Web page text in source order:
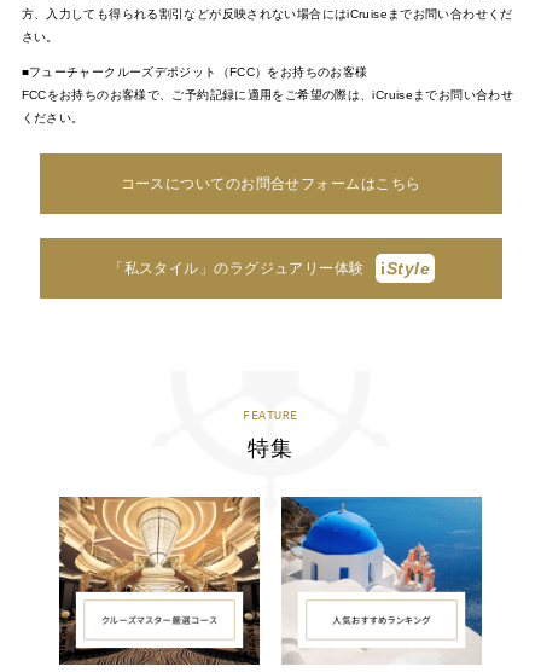
方、入力しても得られる割引などが反映されない場合にはiCruiseまでお問い合わせくだ
さい。
■フューチャークルーズデポジット（FCC）をお持ちのお客様
FCCをお持ちのお客様で、ご予約記録に適用をご希望の際は、iCruiseまでお問い合わせ
ください。
コースについてのお問合せフォームはこちら
「私スタイル」のラグジュアリー体験 iStyle
FEATURE
特集